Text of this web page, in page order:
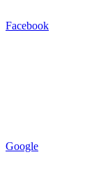
Facebook
Google